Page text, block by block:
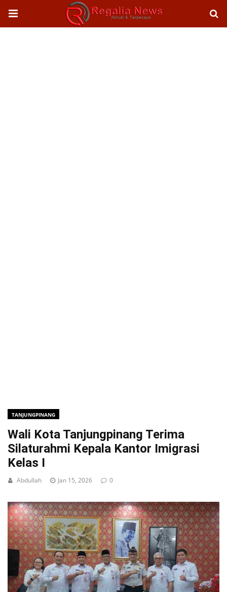
TANJUNGPINANG
Wali Kota Tanjungpinang Terima
Silaturahmi Kepala Kantor Imigrasi
Kelas I
Abdullah Jan 15, 2026 0